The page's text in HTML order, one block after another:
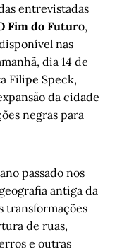
entrevistadas
Fim do Futuro,
nas
dia 14 de
Filipe Speck,
da cidade
negras para
passado nos
antiga da
transformações
de ruas,
e outras